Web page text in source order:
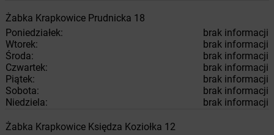
Żabka Krapkowice Prudnicka 18
Poniedziałek:
brak informacji
Wtorek:
brak informacji
Środa:
brak informacji
Czwartek:
brak informacji
Piątek:
brak informacji
Sobota:
brak informacji
Niedziela:
brak informacji
Żabka Krapkowice Księdza Koziołka 12